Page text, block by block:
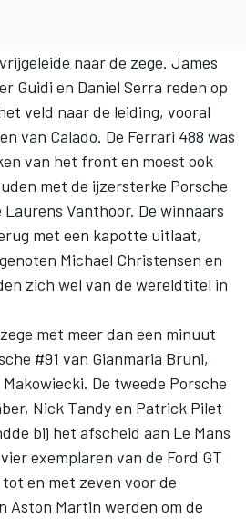
naar de zege. James
Guidi en Daniel Serra reden op
veld naar de leiding, vooral
van Calado. De Ferrari 488 was
van het front en moest ook
met de ijzersterke Porsche
Vanthoor. De winnaars
met een kapotte uitlaat,
Michael Christensen en
zich wel van de wereldtitel in
met meer dan een minuut
#91 van Gianmaria Bruni,
De tweede Porsche
Nick Tandy en Patrick Pilet
bij het afscheid aan Le Mans
exemplaren van de Ford GT
en met zeven voor de
Aston Martin werden om de